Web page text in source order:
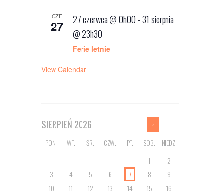
CZE
27 27 czerwca @ 0h00 -31 sierpnia
@ 23h30
Ferie letnie
View Calendar
SIERPIEŃ 2026
PON. WT. ŚR. CZW. PT. SOB. NIEDZ.
1
2
3
4 5 6 7 8
9
10
11 12 13 14 15 16